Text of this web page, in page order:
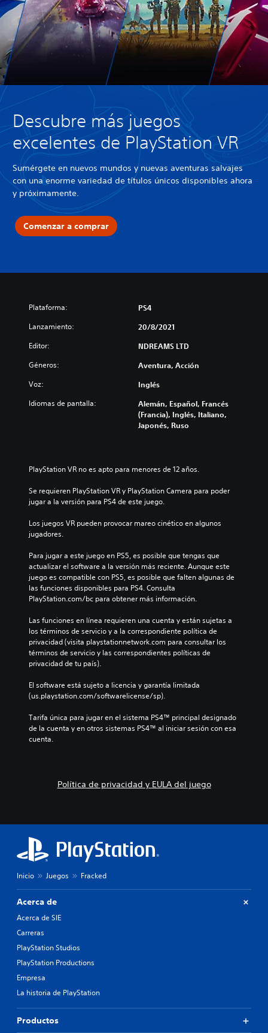
Descubre más juegos
excelentes de PlayStation VR
Sumérgete en nuevos mundos y nuevas aventuras salvajes
con una enorme variedad de títulos únicos disponibles ahora
y próximamente.
Comenzar a comprar
Plataforma: PS4
Lanzamiento: 20/8/2021
Editor: NDREAMS LTD
Géneros: Aventura, Acción
Voz: Inglés
Idiomas de pantalla:
Alemán, Español, Francés
(Francia), Inglés, Italiano,
Japonés, Ruso
PlayStation VR no es apto para menores de 12 años.
Se requieren PlayStation VR y PlayStation Camera para poder
jugar a la versión para PS4 de este juego.
Los juegos VR pueden provocar mareo cinético en algunos
jugadores.
Para jugar a este juego en PS5, es posible que tengas que
actualizar el software a la versión más reciente. Aunque este
juego es compatible con PS5, es posible que falten algunas de
las funciones disponibles para PS4. Consulta
PlayStation.com/bc para obtener más información.
Las funciones en línea requieren una cuenta y están sujetas a
los términos de servicio y a la correspondiente política de
privacidad (visita playstationnetwork.com para consultar los
términos de servicio y las correspondientes políticas de
privacidad de tu país).
El software está sujeto a licencia y garantía limitada
(us.playstation.com/softwarelicense/sp).
Tarifa única para jugar en el sistema PS4™ principal designado
de la cuenta y en otros sistemas PS4™ al iniciar sesión con esa
cuenta.
Política de privacidad y EULA del juego
Inicio Juegos Fracked
Acerca de
Acerca de SIE
Carreras
PlayStation Studios
PlayStation Productions
Empresa
La historia de PlayStation
Productos